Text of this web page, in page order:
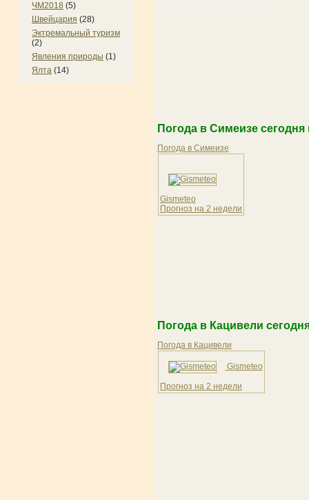
ЧМ2018 (5)
Швейцария (28)
Эктремальный туризм
(2)
Явления природы (1)
Ялта (14)
Погода в Симеизе сегодня
Погода в Симеизе
Gismeteo
Прогноз на 2 недели
Погода в Кацивели
Погода в Кацивели
Gismeteo
Прогноз на 2 недели